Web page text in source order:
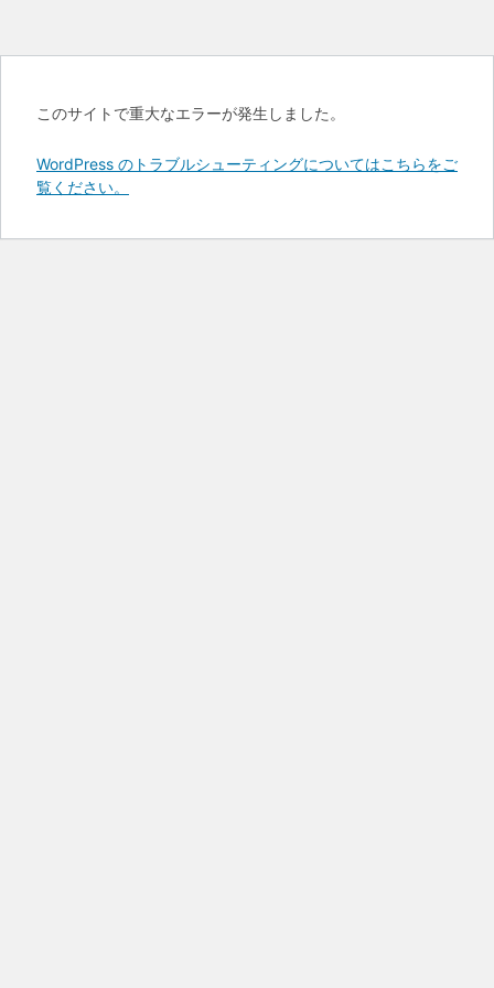
このサイトで重大なエラーが発生しました。
WordPress のトラブルシューティングについてはこちらをご
覧ください。